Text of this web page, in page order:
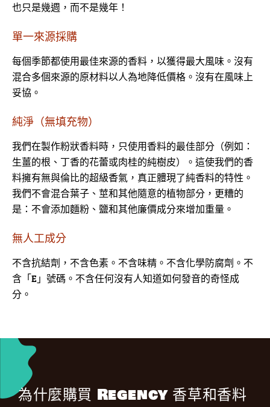
也只是幾週，而不是幾年！
單一來源採購
每個季節都使用最佳來源的香料，以獲得最大風味。沒有
混合多個來源的原材料以人為地降低價格。沒有在風味上
妥協。
純淨（無填充物）
我們在製作粉狀香料時，只使用香料的最佳部分（例如：
生薑的根、丁香的花蕾或肉桂的純樹皮）。這使我們的香
料擁有無與倫比的超級香氣，真正體現了純香料的特性。
我們不會混合葉子、莖和其他隨意的植物部分，更糟的
是：不會添加麵粉、鹽和其他廉價成分來增加重量。
無人工成分
不含抗結劑，不含色素。不含味精。不含化學防腐劑。不
含「E」號碼。不含任何沒有人知道如何發音的奇怪成
分。
為什麼購買 Regency 香草和香料